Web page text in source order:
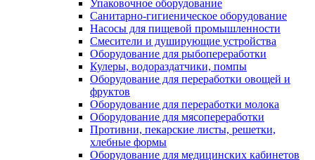
Упаковочное оборудование
Санитарно-гигиеническое оборудование
Насосы для пищевой промышленности
Смесители и душирующие устройства
Оборудование для рыбопереработки
Кулеры, водораздатчики, помпы
Оборудование для переработки овощей и
фруктов
Оборудование для переработки молока
Оборудование для мясопереработки
Противни, пекарские листы, решетки,
хлебные формы
Оборудование для медицинских кабинетов